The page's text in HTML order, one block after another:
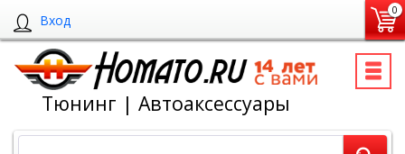
Вход
0
Тюнинг | Автоаксессуары